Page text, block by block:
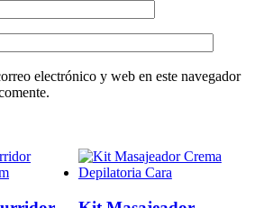
electrónico y web en este navegador